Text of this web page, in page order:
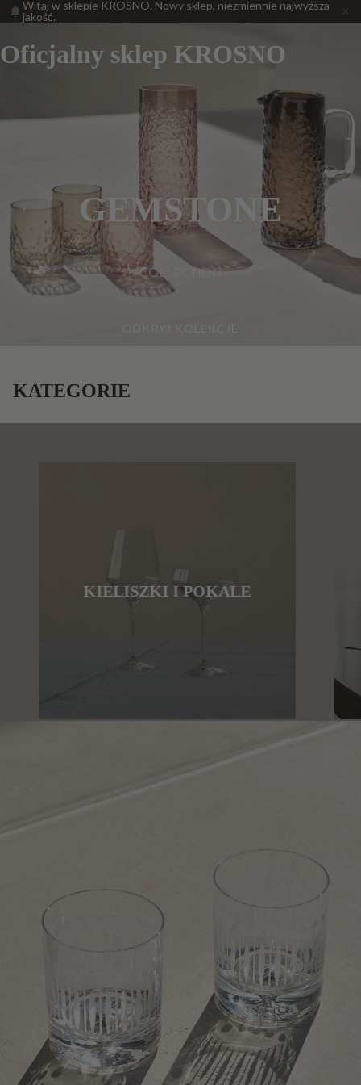
Witaj w sklepie KROSNO. Nowy sklep, niezmiennie najwyższa
jakość.
Oficjalny sklep KROSNO
GEMSTONE
COLLECTION
KATEGORIE
KIELISZKI I POKALE